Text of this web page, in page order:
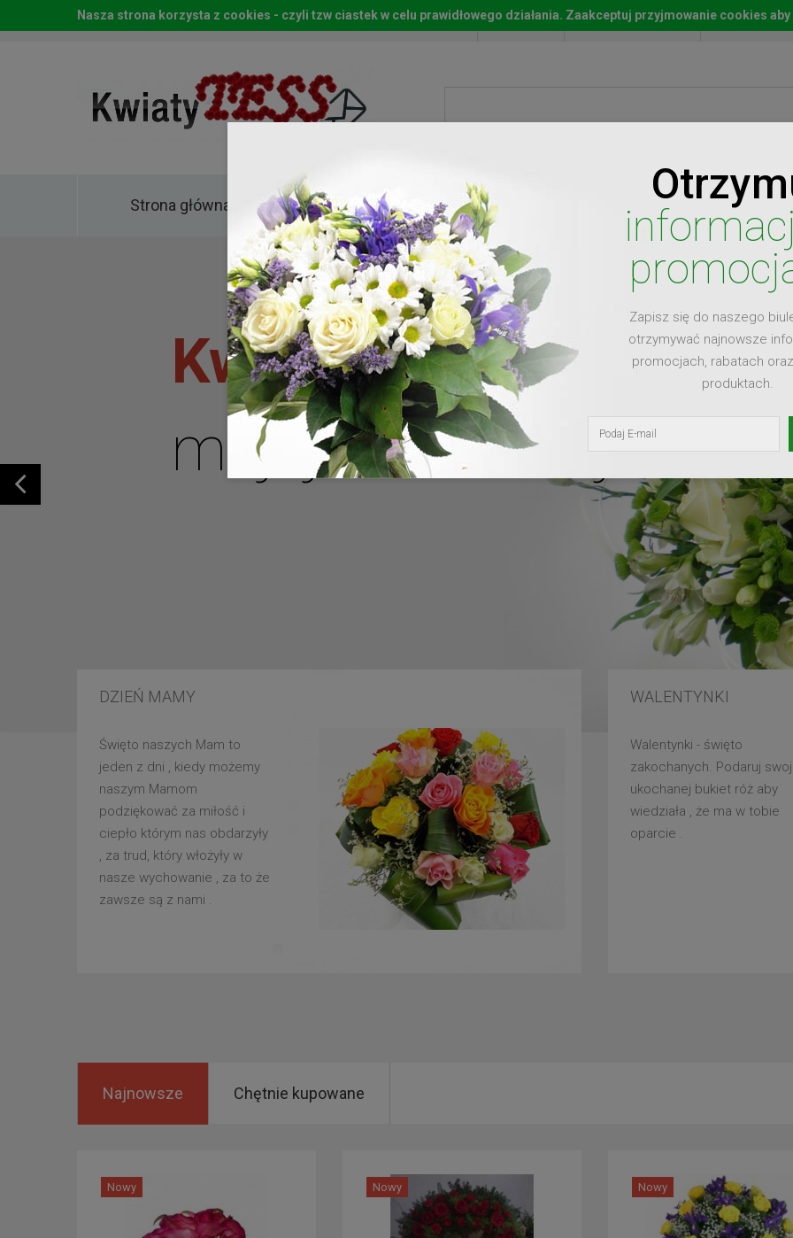
Start Moje konto Lista
Strona główna Kwiaty
Kwiaty dla
mojej ukochanej
DZIEŃ MAMY
Święto naszych Mam to
jeden z dni , kiedy możemy
naszym Mamom
podziękować za miłość i
ciepło którym nas obdarzyły
, za trud, który włożyły w
nasze wychowanie , za to że
zawsze są z nami .
WALENTYNKI
Walentynki - święto
zakochanych. Podaruj
ukochanej bukiet róż aby
wiedziała , że ma w tobie
oparcie .
Zapisz się do naszego
otrzymywać najnowsze
promocjach, rabatach
produktach.
Najnowsze Chętnie kupowane
Nowy Nowy Nowy
Nasza strona korzysta z cookies - czyli tzw ciastek w celu prawidłowego działania. Zaakceptuj przyjmowanie cookies